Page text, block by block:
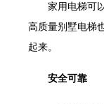
家用电梯可以
高质量别墅电梯
起来。
安全可靠